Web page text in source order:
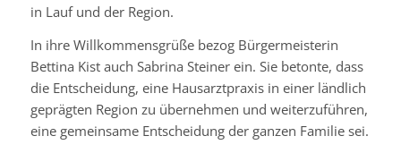
in Lauf und der Region.
In ihre Willkommensgrüße bezog Bürgermeisterin
Bettina Kist auch Sabrina Steiner ein. Sie betonte, dass
die Entscheidung, eine Hausarztpraxis in einer ländlich
geprägten Region zu übernehmen und weiterzuführen,
eine gemeinsame Entscheidung der ganzen Familie sei.